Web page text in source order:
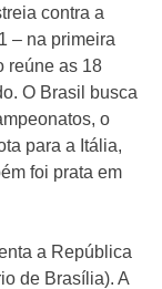
contra a
– na primeira
reúne as 18
O Brasil busca
o
para a Itália,
foi prata em
a República
de Brasília). A